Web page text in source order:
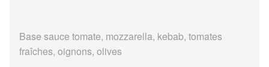
Base sauce tomate, mozzarella, kebab, tomates
fraîches, oignons, olives